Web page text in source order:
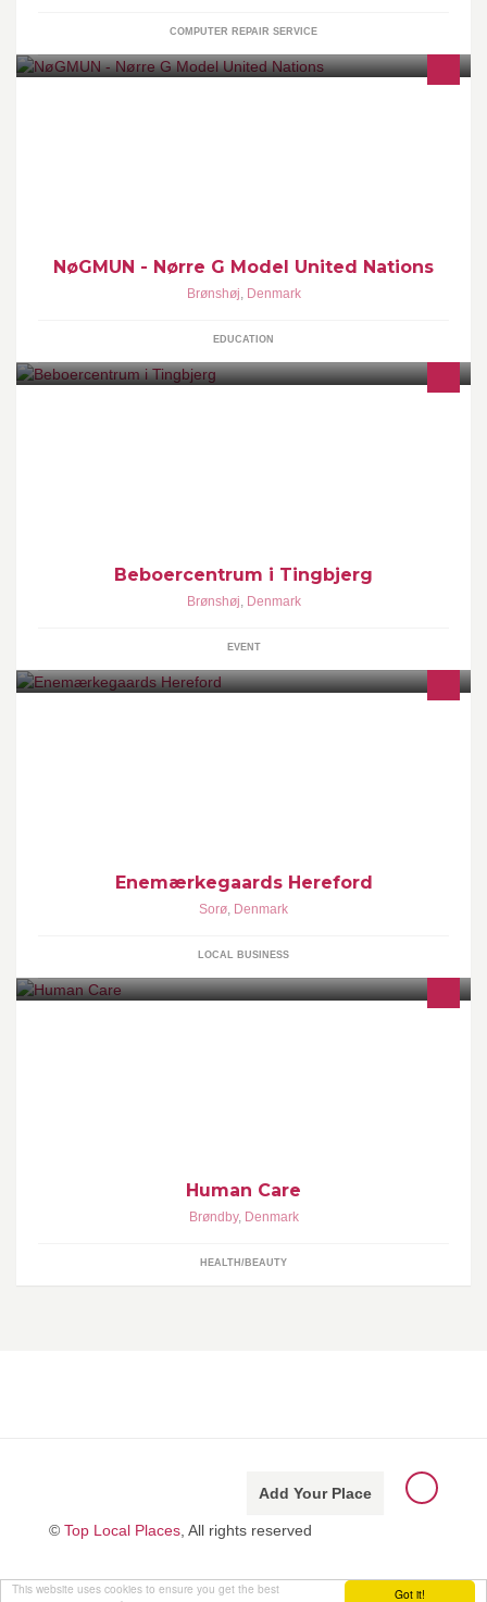
Got it!
This website uses cookies to ensure you get the best
COMPUTER REPAIR SERVICE
NøGMUN - Nørre G Model United Nations
Brønshøj, Denmark
EDUCATION
Beboercentrum i Tingbjerg
Brønshøj, Denmark
EVENT
Enemærkegaards Hereford
Sorø, Denmark
LOCAL BUSINESS
Human Care
Brøndby, Denmark
HEALTH/BEAUTY
Add Your Place
© Top Local Places , All rights reserved